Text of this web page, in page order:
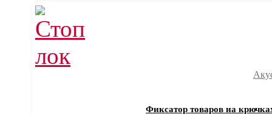
Фиксатор товаров на